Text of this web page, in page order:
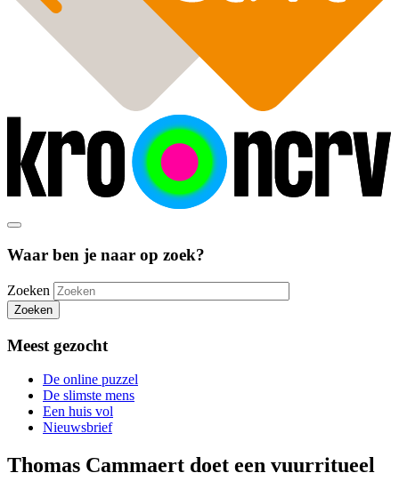
Waar ben je naar op zoek?
Zoeken
Zoeken
Meest gezocht
De online puzzel
De slimste mens
Een huis vol
Nieuwsbrief
Thomas Cammaert doet een vuurritueel